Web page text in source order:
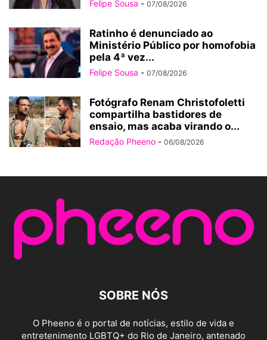
Felipe Sousa - 07/08/2026
Ratinho é denunciado ao
Ministério Público por homofobia
pela 4ª vez...
Felipe Sousa - 07/08/2026
Fotógrafo Renam Christofoletti
compartilha bastidores de
ensaio, mas acaba virando o...
Redação Pheeno - 06/08/2026
SOBRE NÓS
O Pheeno é o portal de notícias, estilo de vida e
entretenimento LGBTQ+ do Rio de Janeiro, antenado